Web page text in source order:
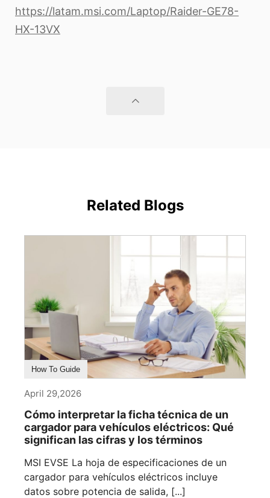
https://latam.msi.com/Laptop/Raider-GE78-
HX-13VX
Related Blogs
How To Guide
April 29,2026
Cómo interpretar la ficha técnica de un
cargador para vehículos eléctricos: Qué
significan las cifras y los términos
MSI EVSE La hoja de especificaciones de un
cargador para vehículos eléctricos incluye
datos sobre potencia de salida, [...]